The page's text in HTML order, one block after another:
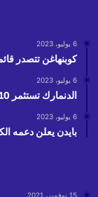
6 يوليو، 2023
كوبنهاغن تتصدر
6 يوليو، 2023
الدنمارك تستثمر 10 مليون دولار في مشاريع المياه والطاقة في إثيوبيا
6 يوليو، 2023
بايدن يعلن دعمه
15 نوفمبر، 2021